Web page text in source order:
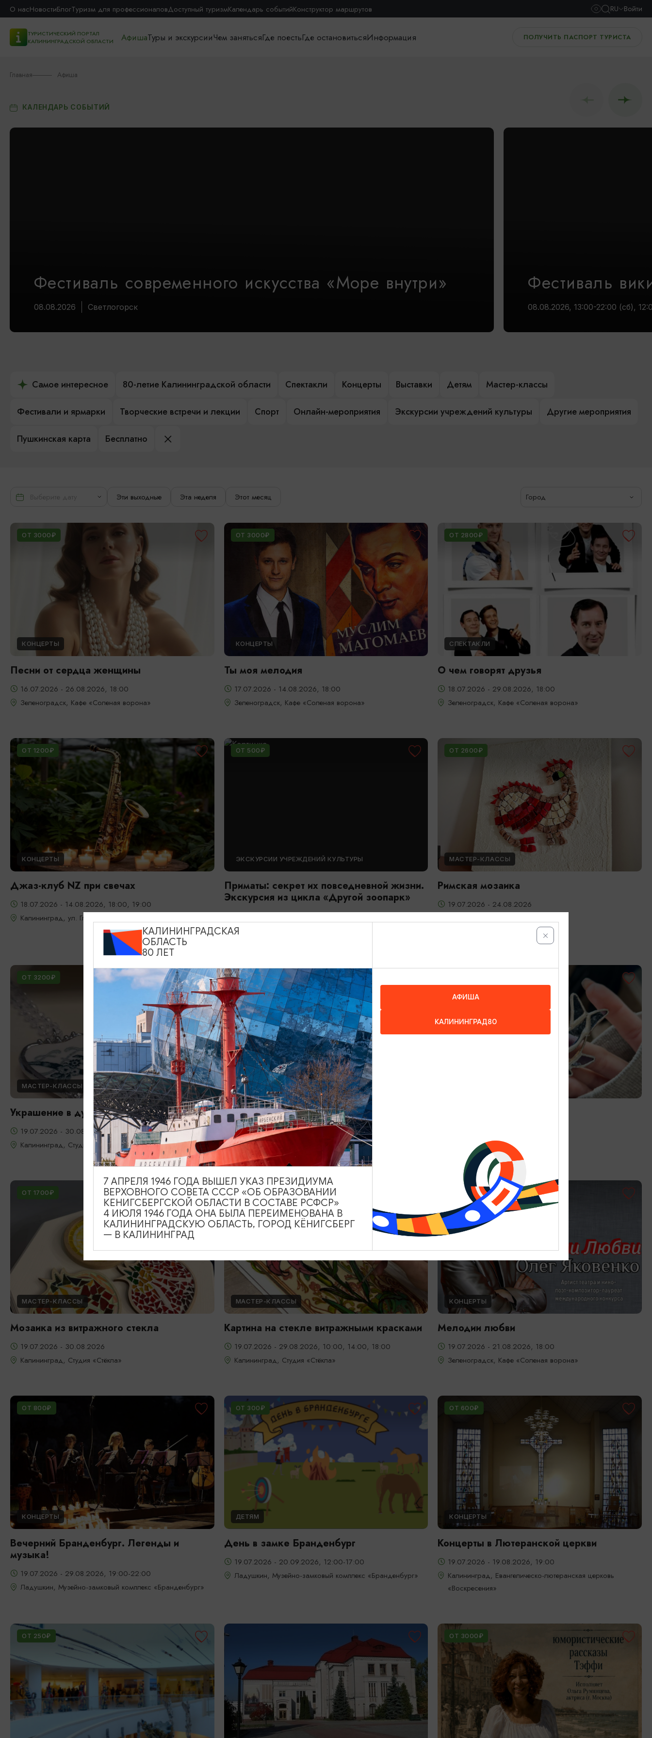
О насНовостиБлогТуризм для профессионаловДоступный туризмКалендарь событийКонструктор маршрутов RU Войти
ТУРИСТИЧЕСКИЙ ПОРТАЛ
КАЛИНИНГРАДСКОЙ ОБЛАСТИ
АфишаТуры и экскурсииЧем занятьсяГде поестьГде остановитьсяИнформация ПОЛУЧИТЬ ПАСПОРТ ТУРИСТА
Главная Афиша
КАЛЕНДАРЬ СОБЫТИЙ
Фестиваль современного искусства «Море внутри»
08.08.2026 Светлогорск
Фестиваль
08.08.2026, 13:00-22:00 (сб),
Самое интересное 80-летие Калининградской области Спектакли Концерты Выставки Детям Мастер-классы
Фестивали и ярмарки Творческие встречи и лекции Спорт Онлайн-мероприятия Экскурсии учреждений культуры Другие мероприятия
Пушкинская карта Бесплатно
Эти выходные Эта неделя Этот месяц Город
ОТ 3000₽
КОНЦЕРТЫ
Песни от сердца женщины
16.07.2026 - 26.08.2026, 18:00
Зеленоградск, Кафе «Соленая ворона»
ОТ 3000₽
КОНЦЕРТЫ
Ты моя мелодия
17.07.2026 - 14.08.2026, 18:00
Зеленоградск, Кафе «Соленая ворона»
ОТ 2800₽
СПЕКТАКЛИ
О чем говорят друзья
18.07.2026 - 29.08.2026, 18:00
Зеленоградск, Кафе «Соленая ворона»
ОТ 1200₽
КОНЦЕРТЫ
Джаз-клуб NZ при свечах
18.07.2026 - 14.08.2026, 18:00, 19:00
Калининград, ул. Глазунова, 9
ОТ 500₽
ЭКСКУРСИИ УЧРЕЖДЕНИЙ КУЛЬТУРЫ
Приматы: секрет их повседневной жизни.
Экскурсия из цикла «Другой зоопарк»
Калининград, Калининградский зоопарк
ОТ 2600₽
МАСТЕР-КЛАССЫ
Римская мозаика
19.07.2026 - 24.08.2026
ОТ 3200₽
МАСТЕР-КЛАССЫ
Украшение в духе старого Кенигсберга
19.07.2026 - 30.08.2026
Калининград, Студия «Стёкла»
ОТ 2800₽
МАСТЕР-КЛАССЫ
Мозаика в технике Тренкадис
19.07.2026 - 28.08.2026, 10:00, 18:00
Калининград, Студия «Стёкла»
Калининград, Студия «Стёкла»
ОТ 1700₽
МАСТЕР-КЛАССЫ
Мозаика из витражного стекла
19.07.2026 - 30.08.2026
Калининград, Студия «Стёкла»
ОТ 2200₽
МАСТЕР-КЛАССЫ
Картина на стекле витражными красками
19.07.2026 - 29.08.2026, 10:00, 14:00, 18:00
Калининград, Студия «Стёкла»
ОТ 3000₽
КОНЦЕРТЫ
Мелодии любви
19.07.2026 - 21.08.2026, 18:00
Зеленоградск, Кафе «Соленая ворона»
ОТ 800₽
КОНЦЕРТЫ
Вечерний Бранденбург. Легенды и
музыка!
19.07.2026 - 29.08.2026, 19:00-22:00
Ладушкин, Музейно-замковый комплекс «Бранденбург»
ОТ 300₽
ДЕТЯМ
День в замке Бранденбург
19.07.2026 - 20.09.2026, 12:00-17:00
Ладушкин, Музейно-замковый комплекс «Бранденбург»
ОТ 600₽
КОНЦЕРТЫ
Концерты в Лютеранской церкви
19.07.2026 - 19.08.2026, 19:00
Калининград, Евангелическо-лютеранская церковь
«Воскресения»
ОТ 250₽ ОТ 3000₽
КАЛИНИНГРАДСКАЯ
ОБЛАСТЬ
80 ЛЕТ
АФИША
КАЛИНИНГРАД80
7 АПРЕЛЯ 1946 ГОДА ВЫШЕЛ УКАЗ ПРЕЗИДИУМА
ВЕРХОВНОГО СОВЕТА СССР «ОБ ОБРАЗОВАНИИ
КЕНИГСБЕРГСКОЙ ОБЛАСТИ В СОСТАВЕ РСФСР»
4 ИЮЛЯ 1946 ГОДА ОНА БЫЛА ПЕРЕИМЕНОВАНА В
КАЛИНИНГРАДСКУЮ ОБЛАСТЬ, ГОРОД КЁНИГСБЕРГ
— В КАЛИНИНГРАД